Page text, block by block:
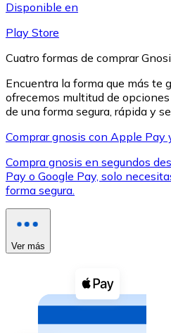
XRP
XRP
Ver todo
Compra criptomonedas
Comprar con efectivo
Disponible en
Play Store
Cuatro formas de comprar
Encuentra la forma que más te
ofrecemos multitud de
de una forma segura, rápida y
Comprar gnosis con Apple Pay
Compra gnosis en segundos
Pay o Google Pay, solo
forma segura.
Ver más